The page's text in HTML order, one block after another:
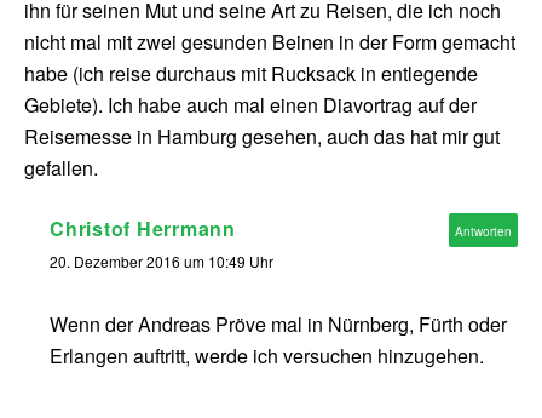
ihn für seinen Mut und seine Art zu Reisen, die ich noch
nicht mal mit zwei gesunden Beinen in der Form gemacht
habe (ich reise durchaus mit Rucksack in entlegende
Gebiete). Ich habe auch mal einen Diavortrag auf der
Reisemesse in Hamburg gesehen, auch das hat mir gut
gefallen.
Christof Herrmann
20. Dezember 2016 um 10:49 Uhr
Wenn der Andreas Pröve mal in Nürnberg, Fürth oder
Erlangen auftritt, werde ich versuchen hinzugehen.
Antworten